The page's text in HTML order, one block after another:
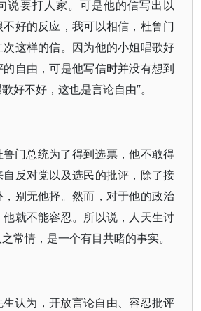
说要打人家。可是他的信写出以
好的反应，我可以相信，杜鲁门
这样的信。因为他的小姐唱歌好
自由，可是他写信时并没有想到
好不好，这也是言论自由”。
门总统为了得到选票，他不敢得
反对党以及选民的批评，除了接
别无他择。然而，对于他的政治
就不能容忍。所以说，人天生讨
常情，是一个有目共睹的事实。
认为，开放言论自由、容忍批评